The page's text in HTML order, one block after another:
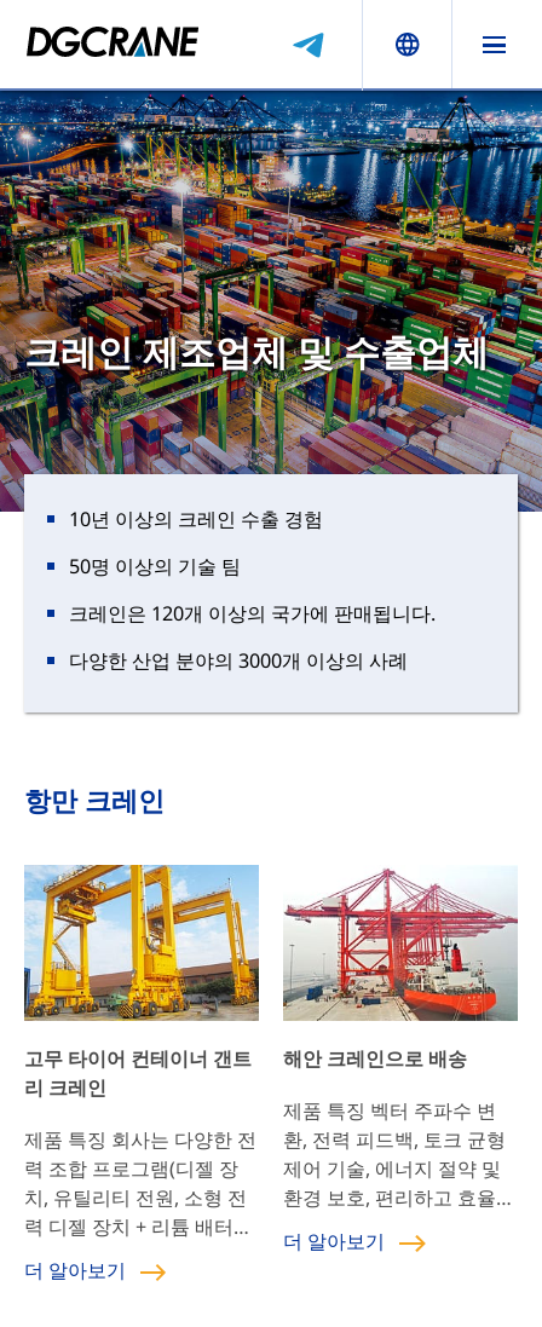
크레인 제조업체 및 수출업체
10년 이상의 크레인 수출 경험
50명 이상의 기술 팀
크레인은 120개 이상의 국가에 판매됩니다.
다양한 산업 분야의 3000개 이상의 사례
항만 크레인
고무 타이어 컨테이너 갠트
리 크레인
제품 특징 회사는 다양한 전
력 조합 프로그램(디젤 장
치, 유틸리티 전원, 소형 전
력 디젤 장치 + 리튬 배터
호를 제공합니다. 표준 양방
더 알아보기
해안 크레인으로 배송
제품 특징 벡터 주파수 변
환, 전력 피드백, 토크 균형
제어 기술, 에너지 절약 및
환경 보호, 편리하고 효율적
섬유 통신, 간섭 방지, 높은
더 알아보기